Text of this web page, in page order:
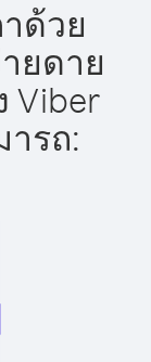
ด้วย
ยดาย
Viber
รถ: